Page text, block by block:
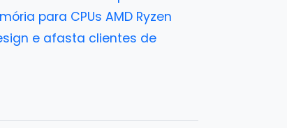
para CPUs AMD Ryzen
e afasta clientes de